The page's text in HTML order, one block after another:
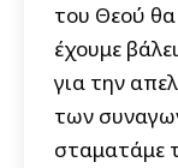
του Θεού
έχουμε
για την
των
σταματάμε